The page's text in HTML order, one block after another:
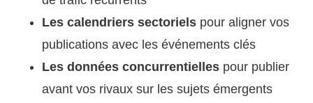
Les calendriers sectoriels pour aligner vos
publications avec les événements clés
Les données concurrentielles pour publier
avant vos rivaux sur les sujets émergents